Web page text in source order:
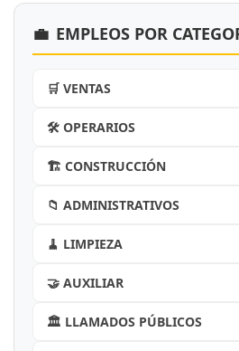
💼 EMPLEOS POR
🛒 VENTAS
🛠️ OPERARIOS
🏗️ CONSTRUCCIÓN
📁 ADMINISTRATIVOS
🧹 LIMPIEZA
🤝 AUXILIAR
🏛️ LLAMADOS PÚBLICOS